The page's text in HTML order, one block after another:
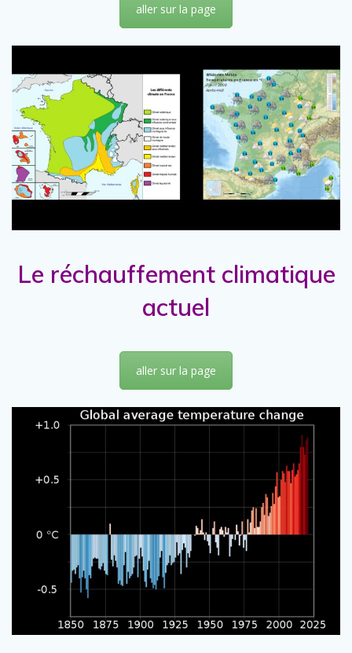
aller sur la page
Le réchauffement climatique
actuel
aller sur la page